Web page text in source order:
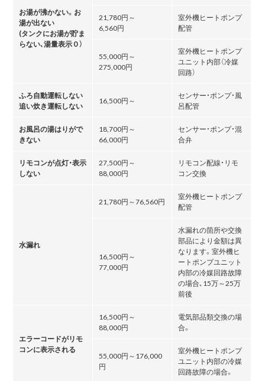
お湯が沸かない。お
湯が出ない
(タンクにお湯が貯ま
らない､湯量表示０）
21,780円～
6,560円
室外機ヒートポンプ
配管
55,000円～
275,000円
室外機ヒートポンプ
ユニット内部（冷媒
回路）
ふろ自動運転しない
追い炊き運転しない
16,500円～
センサー・ポンプ・風
呂配管
お風呂の湯はりがで
きない
18,700円～
66,000円
センサー・ポンプ・混
合弁
リモコンが点灯・表示
しない
27,500円～
88,000円
リモコン配線・リモ
コン交換
水漏れ
21,780円～76,560円
室外機ヒートポンプ
配管
16,500円～
77,000円
水漏れの箇所や交換
部品により金額は異
なります。室外機ヒ
ートポンプユニット
内部の冷媒回路故障
の場合､15万～25万
前後
エラーコードがリモ
コンに表示される
16,500円～
88,000円
電気部品類交換の場
合。
55,000円～176,000
円
室外機ヒートポンプ
ユニット内部の冷媒
回路故障の場合。